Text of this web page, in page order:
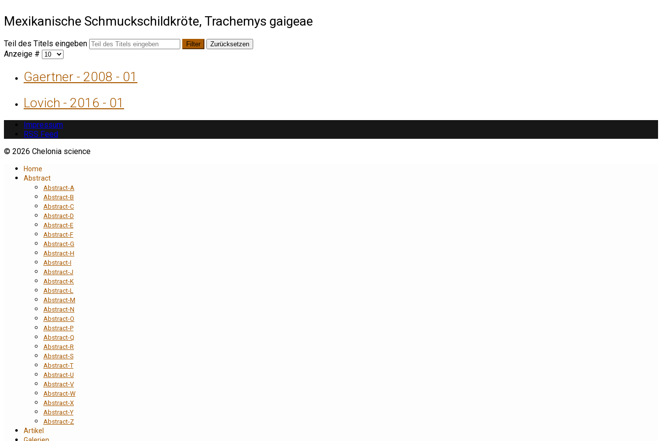
Mexikanische Schmuckschildkröte, Trachemys gaigeae
Teil des Titels eingeben Filter Zurücksetzen
Anzeige #
Gaertner - 2008 - 01
Lovich - 2016 - 01
Impressum
RSS Feed
© 2026 Chelonia science
Home
Abstract
Abstract-A
Abstract-B
Abstract-C
Abstract-D
Abstract-E
Abstract-F
Abstract-G
Abstract-H
Abstract-I
Abstract-J
Abstract-K
Abstract-L
Abstract-M
Abstract-N
Abstract-O
Abstract-P
Abstract-Q
Abstract-R
Abstract-S
Abstract-T
Abstract-U
Abstract-V
Abstract-W
Abstract-X
Abstract-Y
Abstract-Z
Artikel